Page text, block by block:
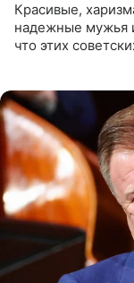
Красивые,
надежные мужья
что этих